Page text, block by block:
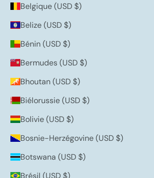
Belgique (USD $)
Belize (USD $)
Bénin (USD $)
Bermudes (USD $)
Bhoutan (USD $)
Biélorussie (USD $)
Bolivie (USD $)
Bosnie-Herzégovine (USD $)
Botswana (USD $)
Brésil (USD $)